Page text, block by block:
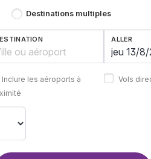
Destinations multiples
Inclure les aéroports à
ALLER
Vols